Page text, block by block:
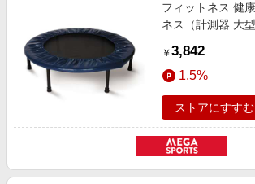
旅行・レジャー・ホテル予約
生活・お役立ち
金融・マネー・保険
Apple公式サイト×楽天カード分割払い
Qoo10メガポ
Samsung ボーナスキャンペーン
週末の高還元 夏の長期版
フィットネス 健
ネス（計測器 大
￥ 3,842
1.5%
ストアにすすむ